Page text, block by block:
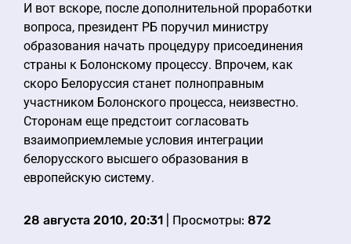
И вот вскоре, после дополнительной проработки
вопроса, президент РБ поручил министру
образования начать процедуру присоединения
страны к Болонскому процессу. Впрочем, как
скоро Белоруссия станет полноправным
участником Болонского процесса, неизвестно.
Сторонам еще предстоит согласовать
взаимоприемлемые условия интеграции
белорусского высшего образования в
европейскую систему.
28 августа 2010, 20:31 | Просмотры: 872